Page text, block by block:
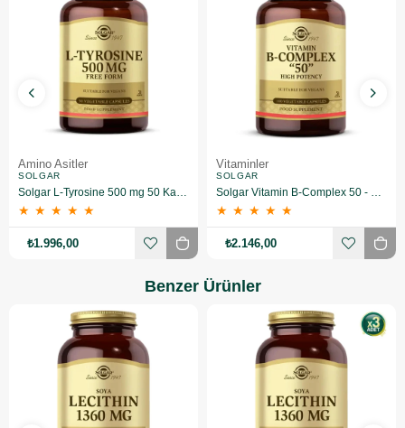
Amino Asitler
SOLGAR
Solgar L-Tyrosine 500 mg 50 Kapsül 3 Adet
★ ★ ★ ★ ★
₺1.996,00
Vitaminler
SOLGAR
Solgar Vitamin B-Complex 50 - 100 Bitkisel Kapsül 3 Adet
★ ★ ★ ★ ★
₺2.146,00
Benzer Ürünler